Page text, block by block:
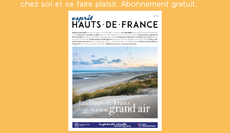
chez soi et se faire plaisir. Abonnement gratuit.